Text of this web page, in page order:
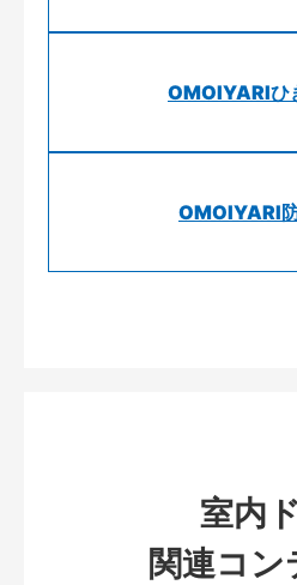
OMOIYARIひ
OMOIYARI
室内
関連コン